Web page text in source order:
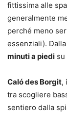
fittissima alle
generalmente
perché meno
essenziali).
minuti a piedi su
Caló des Borgit,
tra scogliere
sentiero dalla